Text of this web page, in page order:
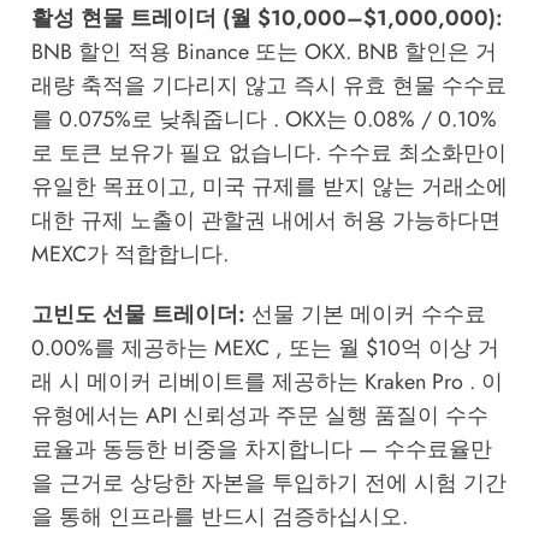
활성 현물 트레이더 (월 $10,000–$1,000,000):
BNB 할인 적용 Binance 또는 OKX. BNB 할인은 거
래량 축적을 기다리지 않고 즉시 유효 현물 수수료
를 0.075%로 낮춰줍니다 . OKX는 0.08% / 0.10%
로 토큰 보유가 필요 없습니다. 수수료 최소화만이
유일한 목표이고, 미국 규제를 받지 않는 거래소에
대한 규제 노출이 관할권 내에서 허용 가능하다면
MEXC가 적합합니다.
고빈도 선물 트레이더: 선물 기본 메이커 수수료
0.00%를 제공하는 MEXC , 또는 월 $10억 이상 거
래 시 메이커 리베이트를 제공하는 Kraken Pro . 이
유형에서는 API 신뢰성과 주문 실행 품질이 수수
료율과 동등한 비중을 차지합니다 — 수수료율만
을 근거로 상당한 자본을 투입하기 전에 시험 기간
을 통해 인프라를 반드시 검증하십시오.